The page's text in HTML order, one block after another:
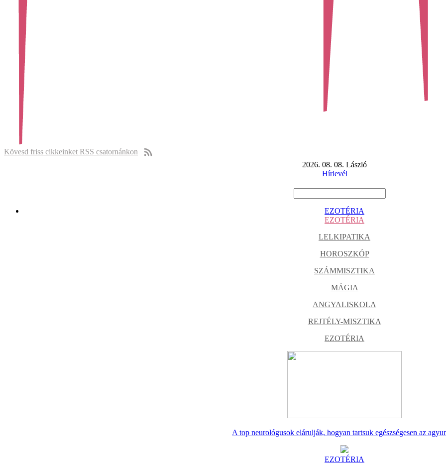
Kövesd friss cikkeinket RSS csatornánkon
2026. 08. 08. László
Hírlevél
EZOTÉRIA
EZOTÉRIA
LELKIPATIKA
HOROSZKÓP
SZÁMMISZTIKA
MÁGIA
ANGYALISKOLA
REJTÉLY-MISZTIKA
EZOTÉRIA
A top neurológusok elárulják, hogyan tartsuk egészségesen az
EZOTÉRIA